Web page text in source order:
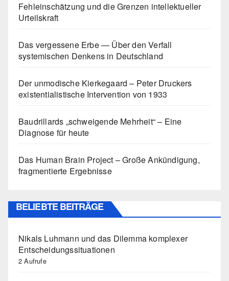
Fehleinschätzung und die Grenzen intellektueller
Urteilskraft
Das vergessene Erbe — Über den Verfall
systemischen Denkens in Deutschland
Der unmodische Kierkegaard – Peter Druckers
existentialistische Intervention von 1933
Baudrillards „schweigende Mehrheit“ – Eine
Diagnose für heute
Das Human Brain Project – Große Ankündigung,
fragmentierte Ergebnisse
BELIEBTE BEITRÄGE
Nikals Luhmann und das Dilemma komplexer
Entscheidungssituationen
2 Aufrufe